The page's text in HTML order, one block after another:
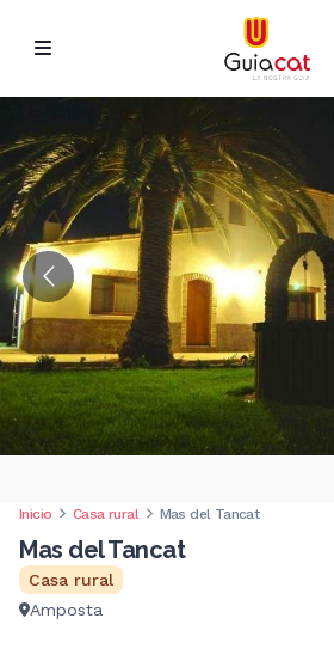
Inicio Casa rural Mas del Tancat
Mas del Tancat
Casa rural
Amposta